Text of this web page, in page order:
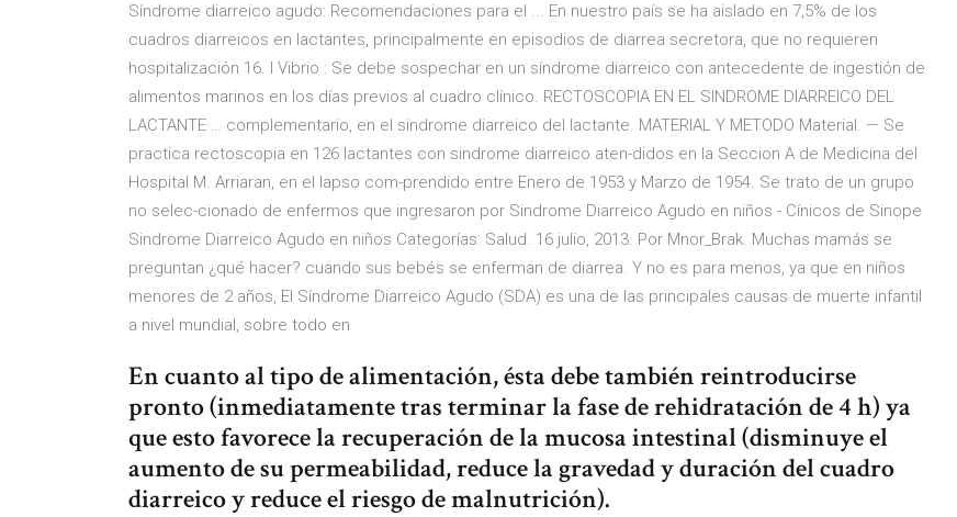
Síndrome diarreico agudo: Recomendaciones para el ... En nuestro país se ha aislado en 7,5% de los
cuadros diarreicos en lactantes, principalmente en episodios de diarrea secretora, que no requieren
hospitalización 16. l Vibrio : Se debe sospechar en un síndrome diarreico con antecedente de ingestión de
alimentos marinos en los días previos al cuadro clínico. RECTOSCOPIA EN EL SINDROME DIARREICO DEL
LACTANTE … complementario, en el sindrome diarreico del lactante. MATERIAL Y METODO Material. — Se
practica rectoscopia en 126 lactantes con sindrome diarreico aten-didos en la Seccion A de Medicina del
Hospital M. Arriaran, en el lapso com-prendido entre Enero de 1953 y Marzo de 1954. Se trato de un grupo
no selec-cionado de enfermos que ingresaron por Sindrome Diarreico Agudo en niños - Cínicos de Sinope
Sindrome Diarreico Agudo en niños Categorías: Salud. 16 julio, 2013. Por Mnor_Brak. Muchas mamás se
preguntan ¿qué hacer? cuando sus bebés se enferman de diarrea. Y no es para menos, ya que en niños
menores de 2 años, El Síndrome Diarreico Agudo (SDA) es una de las principales causas de muerte infantil
a nivel mundial, sobre todo en
En cuanto al tipo de alimentación, ésta debe también reintroducirse
pronto (inmediatamente tras terminar la fase de rehidratación de 4 h) ya
que esto favorece la recuperación de la mucosa intestinal (disminuye el
aumento de su permeabilidad, reduce la gravedad y duración del cuadro
diarreico y reduce el riesgo de malnutrición).